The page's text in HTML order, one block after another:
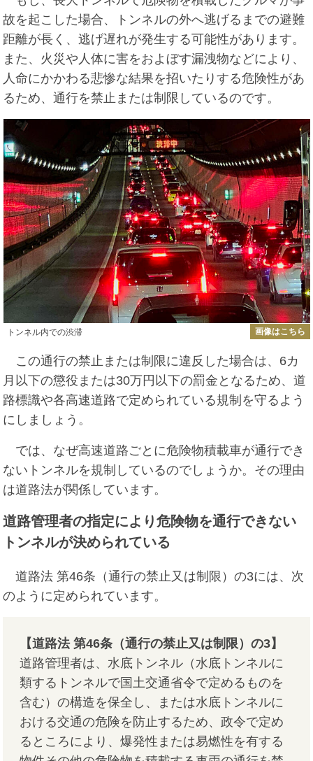
故を起こした場合、トンネルの外へ逃げるまでの避難
距離が長く、逃げ遅れが発生する可能性があります。
また、火災や人体に害をおよぼす漏洩物などにより、
人命にかかわる悲惨な結果を招いたりする危険性があ
るため、通行を禁止または制限しているのです。
トンネル内での渋滞 画像はこちら
この通行の禁止または制限に違反した場合は、6カ
月以下の懲役または30万円以下の罰金となるため、道
路標識や各高速道路で定められている規制を守るよう
にしましょう。
では、なぜ高速道路ごとに危険物積載車が通行でき
ないトンネルを規制しているのでしょうか。その理由
は道路法が関係しています。
道路管理者の指定により危険物を通行できない
トンネルが決められている
道路法 第46条（通行の禁止又は制限）の3には、次
のように定められています。
【道路法 第46条（通行の禁止又は制限）の3】
道路管理者は、水底トンネル（水底トンネルに
類するトンネルで国土交通省令で定めるものを
含む）の構造を保全し、または水底トンネルに
おける交通の危険を防止するため、政令で定め
るところにより、爆発性または易燃性を有する